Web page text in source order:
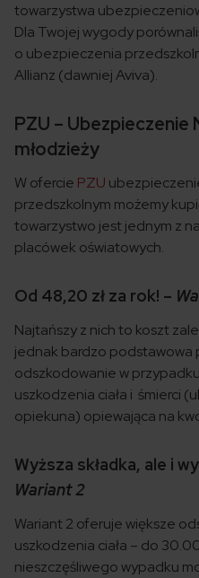
towarzystwa
Dla Twojej wygody
o ubezpieczenia
Allianz (dawniej Aviva).
PZU – Ubezpieczenie
młodzieży
W ofercie PZU
przedszkolnym możemy
towarzystwo jest jednym z
placówek oświatowych.
Od 48,20 zł za rok! –
Najtańszy z nich to koszt
jednak bardzo podstawowa
odszkodowanie w
uszkodzenia ciała i śmierci
opiekuna) opiewająca na
Wyższa składka, ale i
Wariant 2
Wariant 2 oferuje większe
uszkodzenia ciała – do
nieszczęśliwego wypadku